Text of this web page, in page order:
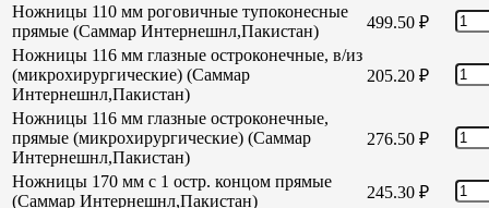
Ножницы 110 мм роговичные тупоконесные
прямые (Саммар Интернешнл,Пакистан)
499.50 ₽
Ножницы 116 мм глазные остроконечные, в/из
(микрохирургические) (Саммар
Интернешнл,Пакистан)
205.20 ₽
Ножницы 116 мм глазные остроконечные,
прямые (микрохирургические) (Саммар
Интернешнл,Пакистан)
276.50 ₽
Ножницы 170 мм с 1 остр. концом прямые
(Саммар Интернешнл,Пакистан)
245.30 ₽